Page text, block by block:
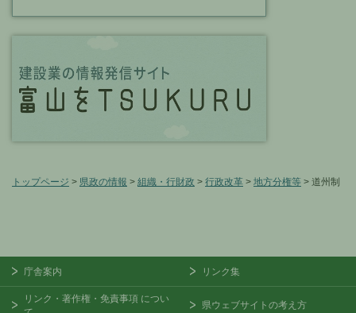
トップページ > 県政の情報 > 組織・行財政 > 行政改革 > 地方分権等 > 道州制
庁舎案内 リンク集
リンク・著作権・免責事項 につい
県ウェブサイトの考え方